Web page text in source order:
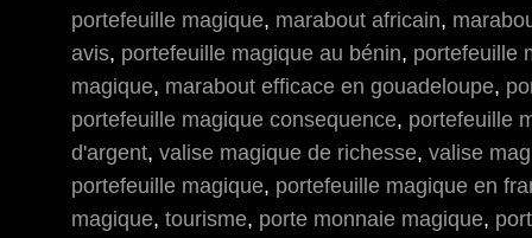
portefeuille magique, marabout africain,
avis, portefeuille magique au bénin, portefeuille
magique, marabout efficace en gouadeloupe,
portefeuille magique consequence, portefeuille
d'argent, valise magique de richesse, valise
portefeuille magique, portefeuille magique en
magique, tourisme, porte monnaie magique,